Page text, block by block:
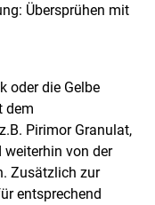
Übersprühen mit
oder die Gelbe
dem
Pirimor Granulat,
weiterhin von der
Zusätzlich zur
entsprechend